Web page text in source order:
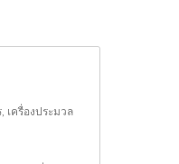
เครื่องประมวล